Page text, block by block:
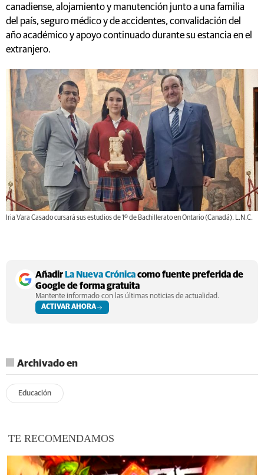
canadiense, alojamiento y manutención junto a una familia
del país, seguro médico y de accidentes, convalidación del
año académico y apoyo continuado durante su estancia en el
extranjero.
Iria Vara Casado cursará sus estudios de 1º de Bachillerato en Ontario (Canadá). L.N.C.
Añadir La Nueva Crónicacomo fuente preferida de
Google de forma gratuita
Mantente informado con las últimas noticias de actualidad.
ACTIVAR AHORA
Archivado en
Educación
TE RECOMENDAMOS